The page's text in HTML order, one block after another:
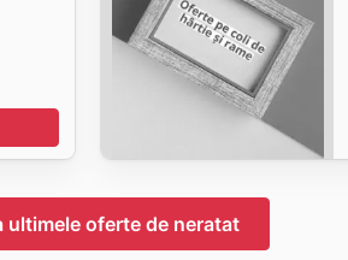
ultimele oferte de neratat